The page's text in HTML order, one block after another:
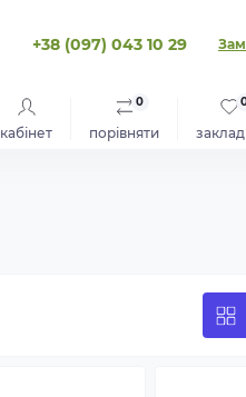
+38 (097) 043 10 29
кабінет порівняти
0